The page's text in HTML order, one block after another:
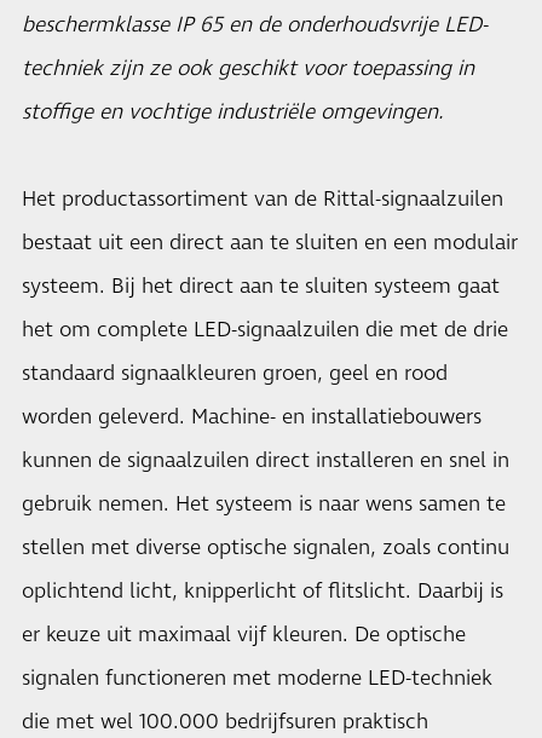
beschermklasse IP 65 en de onderhoudsvrije LED-
techniek zijn ze ook geschikt voor toepassing in
stoffige en vochtige industriële omgevingen.
Het productassortiment van de Rittal-signaalzuilen
bestaat uit een direct aan te sluiten en een modulair
systeem. Bij het direct aan te sluiten systeem gaat
het om complete LED-signaalzuilen die met de drie
standaard signaalkleuren groen, geel en rood
worden geleverd. Machine- en installatiebouwers
kunnen de signaalzuilen direct installeren en snel in
gebruik nemen. Het systeem is naar wens samen te
stellen met diverse optische signalen, zoals continu
oplichtend licht, knipperlicht of flitslicht. Daarbij is
er keuze uit maximaal vijf kleuren. De optische
signalen functioneren met moderne LED-techniek
die met wel 100.000 bedrijfsuren praktisch